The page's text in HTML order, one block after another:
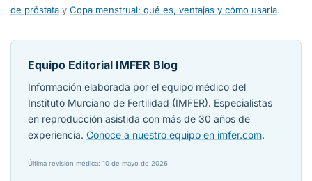
de próstata y Copa menstrual: qué es, ventajas y cómo usarla.
Equipo Editorial IMFER Blog
Información elaborada por el equipo médico del
Instituto Murciano de Fertilidad (IMFER). Especialistas
en reproducción asistida con más de 30 años de
experiencia. Conoce a nuestro equipo en imfer.com.
Última revisión médica: 10 de mayo de 2026